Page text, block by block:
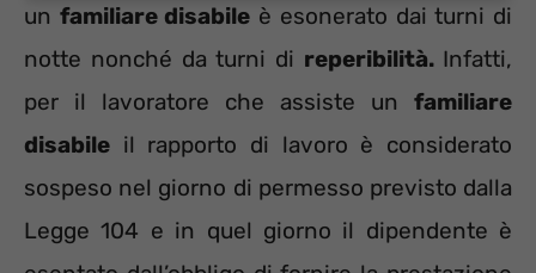
un familiare disabile è esonerato dai turni di
notte nonché da turni di reperibilità. Infatti,
per il lavoratore che assiste un familiare
disabile il rapporto di lavoro è considerato
sospeso nel giorno di permesso previsto dalla
Legge 104 e in quel giorno il dipendente è